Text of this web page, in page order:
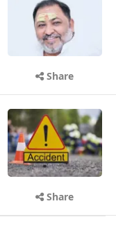
Share
Share